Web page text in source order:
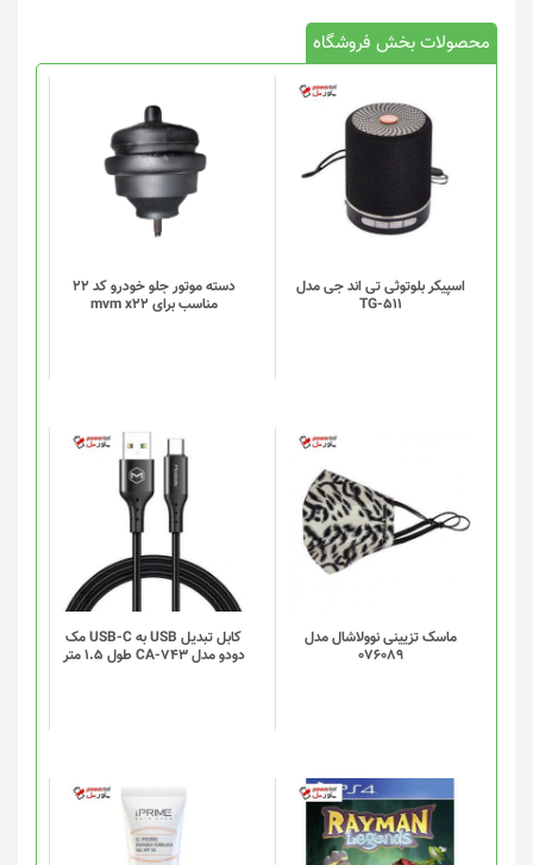
محصولات بخش فروشگاه
اسپیکر بلوتوثی تی اند جی مدل
TG-511
دسته موتور جلو خودرو کد 22
مناسب برای mvm x22
ماسک تزیینی نوولاشال مدل
076089
کابل تبدیل USB به USB-C مک
دودو مدل CA-743 طول 1.5 متر